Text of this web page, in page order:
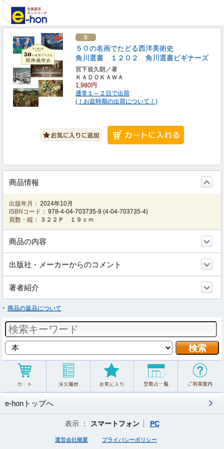
５０の名画でたどる西洋美術史
角川選書 １２０２ 角川選書ビギナーズ
宮下規久朗／著
ＫＡＤＯＫＡＷＡ
1,980円
通常１～２日で出荷
(！お盆時期の出荷について！)
商品情報
出版年月： 2024年10月
ISBNコード： 978-4-04-703735-9 (4-04-703735-4)
頁数・縦：
３２２Ｐ １９ｃｍ
商品の内容
出版社・メーカーからのコメント
著者紹介
商品の返品について
e-honトップへ
表示 ： スマートフォン PC
運営会社概要 プライバシーポリシー